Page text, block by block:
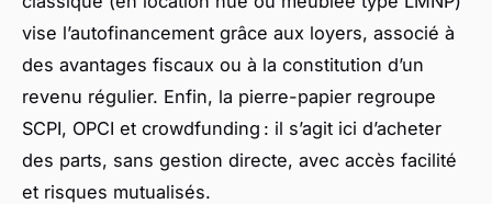
vise l’autofinancement grâce aux loyers, associé à
des avantages fiscaux ou à la constitution d’un
revenu régulier. Enfin, la pierre-papier regroupe
SCPI, OPCI et crowdfunding : il s’agit ici d’acheter
des parts, sans gestion directe, avec accès facilité
et risques mutualisés.